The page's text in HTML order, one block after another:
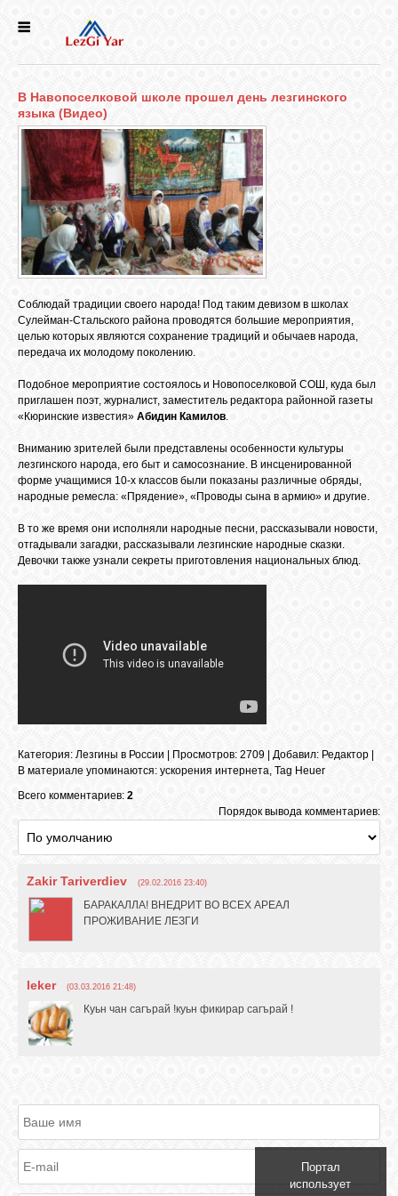
СЕЛА
ИСТОРИЯ
КУЛЬТУРА
ГОЛОС
НАРОДЫ
БИБЛИОТЕКА
О САЙТЕ
САЙТЫ
ВОПРОСЫ /
ВХОД
RSS
VK
В Навопоселковой школе прошел день лезгинского
языка (Видео)
Соблюдай традиции своего народа! Под таким девизом в школах
Сулейман-Стальского района проводятся большие мероприятия,
целью которых являются сохранение традиций и обычаев народа,
передача их молодому поколению.
Подобное мероприятие состоялось и Новопоселковой СОШ, куда был
приглашен поэт, журналист, заместитель редактора районной газеты
«Кюринские известия» Абидин Камилов
Вниманию зрителей были представлены особенности культуры
лезгинского народа, его быт и самосознание. В инсценированной
форме учащимися 10-х классов были показаны различные обряды,
народные ремесла: «Прядение», «Проводы сына в армию» и другие.
В то же время они исполняли народные песни, рассказывали новости,
отгадывали загадки, рассказывали лезгинские народные сказки.
Девочки также узнали секреты приготовления национальных блюд.
Категория: Лезгины в России | Просмотров: 2709 | Добавил: Редактор |
В материале упоминаются: уcкoрения интeрнетa Tag Heuer
Всего комментариев: 2
Порядок вывода комментариев:
Zakir Tariverdiev (29.02.2016 23:40)
БАРАКАЛЛА! ВНЕДРИТ ВО ВСЕХ АРЕАЛ
ПРОЖИВАНИЕ ЛЕЗГИ
leker (03.03.2016 21:48)
Куьн чан сагърай !куьн фикирар сагърай !
Портал
использует